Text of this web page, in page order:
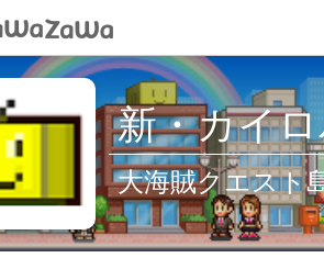
新・カイ
大海賊クエスト